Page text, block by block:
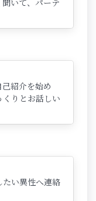
いて、パーテ
紹介を始め
くりとお話しい
たい異性へ連絡